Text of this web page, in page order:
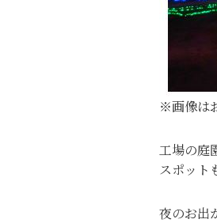
※画像は
工場の庭
スポット
夜のお出